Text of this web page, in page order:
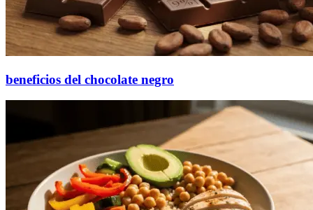
beneficios del chocolate negro